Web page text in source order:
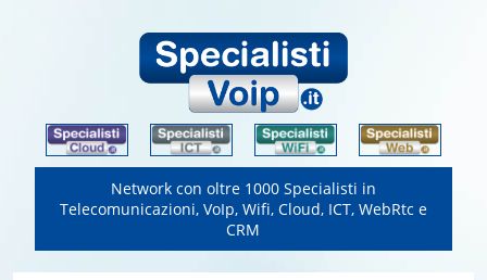
Network con oltre 1000 Specialisti in
Telecomunicazioni, VoIp, Wifi, Cloud, ICT, WebRtc e
CRM